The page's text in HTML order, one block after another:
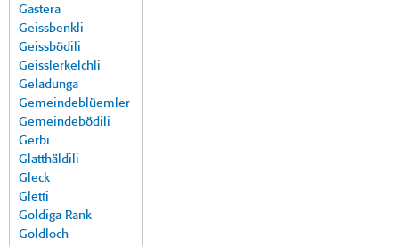
Gastera
Geissbenkli
Geissbödili
Geisslerkelchli
Geladunga
Gemeindeblüemler
Gemeindebödili
Gerbi
Glatthäldili
Gleck
Gletti
Goldiga Rank
Goldloch